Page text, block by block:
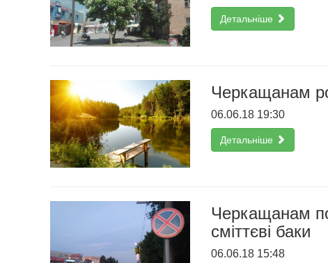
Детальніше
Черкащанам
06.06.18 19:30
Детальніше
Черкащанам
сміттєві баки
06.06.18 15:48